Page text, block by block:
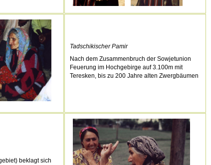
Tadschikischer Pamir
Nach dem Zusammenbruch der Sowjetunion
Feuerung im Hochgebirge auf 3.100m mit
Teresken, bis zu 200 Jahre alten Zwergbäumen
beklagt sich